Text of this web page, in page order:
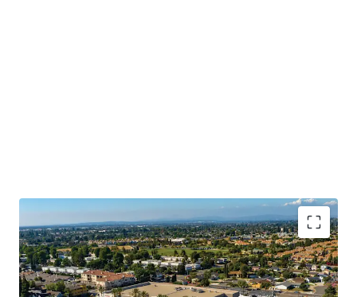
Booming Suburban Daytime Population